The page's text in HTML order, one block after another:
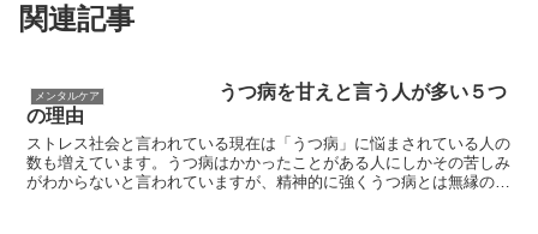
関連記事
メンタルケア
うつ病を甘えと言う人が多い５つ
の理由
ストレス社会と言われている現在は「うつ病」に悩まされている人の
数も増えています。うつ病はかかったことがある人にしかその苦しみ
がわからないと言われていますが、精神的に強くうつ病とは無縁の人